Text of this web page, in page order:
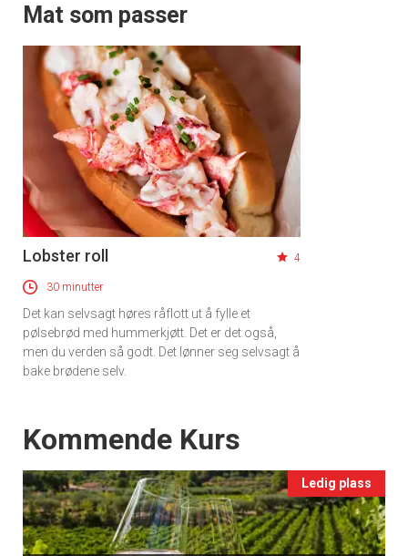
×
Få ukentlige nyhetsbrev fra
Mat som passer
Lobster roll 4
30 minutter
Det kan selvsagt høres råflott ut å fylle et
pølsebrød med hummerkjøtt. Det er det også,
men du verden så godt. Det lønner seg selvsagt å
bake brødene selv.
Events
Kommende Kurs
Ledig plass